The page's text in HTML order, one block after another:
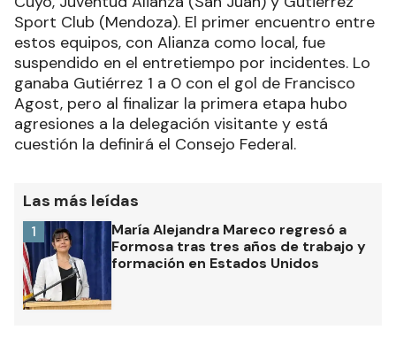
Sport Club (Mendoza). El primer encuentro entre
estos equipos, con Alianza como local, fue
suspendido en el entretiempo por incidentes. Lo
ganaba Gutiérrez 1 a 0 con el gol de Francisco
Agost, pero al finalizar la primera etapa hubo
agresiones a la delegación visitante y está
cuestión la definirá el Consejo Federal.
Las más leídas
María Alejandra Mareco regresó a
Formosa tras tres años de trabajo y
formación en Estados Unidos
1